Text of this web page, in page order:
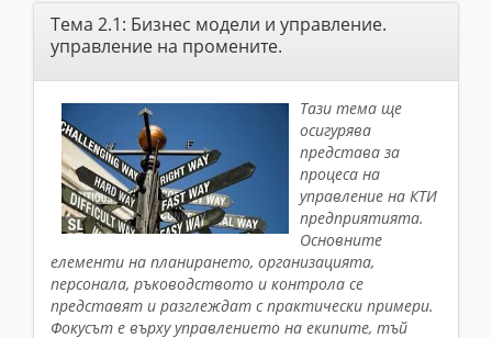
Тема 2.1: Бизнес модели и управление.
управление на промените.
Тази тема ще
осигурява
представа за
процеса на
управление на КТИ
предприятията.
Основните
елементи на планирането, организацията,
персонала, ръководството и контрола се
представят и разглеждат с практически примери.
Фокусът е върху управлението на екипите, тъй